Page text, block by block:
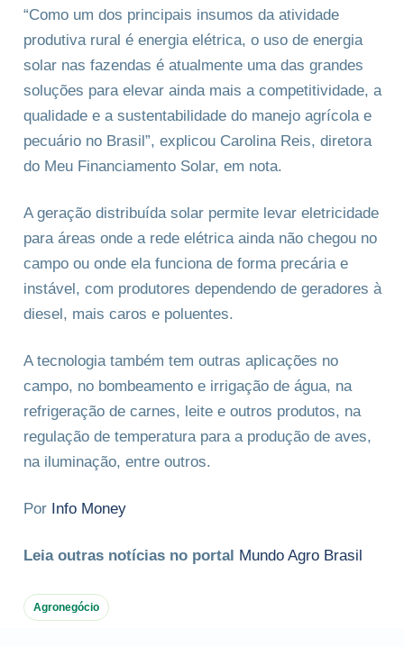
“Como um dos principais insumos da atividade
produtiva rural é energia elétrica, o uso de energia
solar nas fazendas é atualmente uma das grandes
soluções para elevar ainda mais a competitividade, a
qualidade e a sustentabilidade do manejo agrícola e
pecuário no Brasil”, explicou Carolina Reis, diretora
do Meu Financiamento Solar, em nota.
A geração distribuída solar permite levar eletricidade
para áreas onde a rede elétrica ainda não chegou no
campo ou onde ela funciona de forma precária e
instável, com produtores dependendo de geradores à
diesel, mais caros e poluentes.
A tecnologia também tem outras aplicações no
campo, no bombeamento e irrigação de água, na
refrigeração de carnes, leite e outros produtos, na
regulação de temperatura para a produção de aves,
na iluminação, entre outros.
Por Info Money
Leia outras notícias no portal Mundo Agro Brasil
Agronegócio